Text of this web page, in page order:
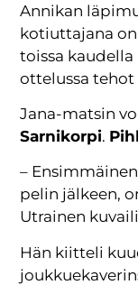
Annikan
kotiuttajana
toissa kaudella
ottelussa tehot
Jana-matsin
Sarnikorpi.
–
pelin jälkeen,
Utrainen
Hän kiitteli